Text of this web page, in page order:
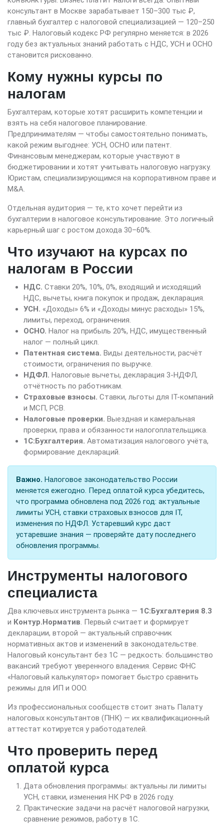
консультант в Москве зарабатывает 150–300 тыс ₽,
главный бухгалтер с налоговой специализацией — 120–250
тыс ₽. Налоговый кодекс РФ регулярно меняется: в 2026
году без актуальных знаний работать с НДС, УСН и ОСНО
становится рискованно.
Кому нужны курсы по
налогам
Бухгалтерам, которые хотят расширить компетенции и
взять на себя налоговое планирование.
Предпринимателям — чтобы самостоятельно понимать,
какой режим выгоднее: УСН, ОСНО или патент.
Финансовым менеджерам, которые участвуют в
бюджетировании и хотят учитывать налоговую нагрузку.
Юристам, специализирующимся на корпоративном праве и
M&A.
Отдельная аудитория — те, кто хочет перейти из
бухгалтерии в налоговое консультирование. Это логичный
карьерный шаг с ростом дохода 30–60%.
Что изучают на курсах по
налогам в России
НДС. Ставки 20%, 10%, 0%, входящий и исходящий
НДС, вычеты, книга покупок и продаж, декларация.
УСН. «Доходы» 6% и «Доходы минус расходы» 15%,
лимиты, переход, ограничения.
ОСНО. Налог на прибыль 20%, НДС, имущественный
налог — полный цикл.
Патентная система. Виды деятельности, расчёт
стоимости, ограничения по выручке.
НДФЛ. Налоговые вычеты, декларация 3-НДФЛ,
отчётность по работникам.
Страховые взносы. Ставки, льготы для IT-компаний
и МСП, РСВ.
Налоговые проверки. Выездная и камеральная
проверки, права и обязанности налогоплательщика.
1С:Бухгалтерия. Автоматизация налогового учёта,
формирование деклараций.
Важно. Налоговое законодательство России
меняется ежегодно. Перед оплатой курса убедитесь,
что программа обновлена под 2026 год: актуальные
лимиты УСН, ставки страховых взносов для IT,
изменения по НДФЛ. Устаревший курс даст
устаревшие знания — проверяйте дату последнего
обновления программы.
Инструменты налогового
специалиста
Два ключевых инструмента рынка — 1С:Бухгалтерия 8.3
и Контур.Норматив. Первый считает и формирует
декларации, второй — актуальный справочник
нормативных актов и изменений в законодательстве.
Налоговый консультант без 1С — редкость: большинство
вакансий требуют уверенного владения. Сервис ФНС
«Налоговый калькулятор» помогает быстро сравнить
режимы для ИП и ООО.
Из профессиональных сообществ стоит знать Палату
налоговых консультантов (ПНК) — их квалификационный
аттестат котируется у работодателей.
Что проверить перед
оплатой курса
Дата обновления программы: актуальны ли лимиты
УСН, ставки, изменения НК РФ в 2026 году.
Практические задачи на расчёт налоговой нагрузки,
сравнение режимов, работу в 1С.